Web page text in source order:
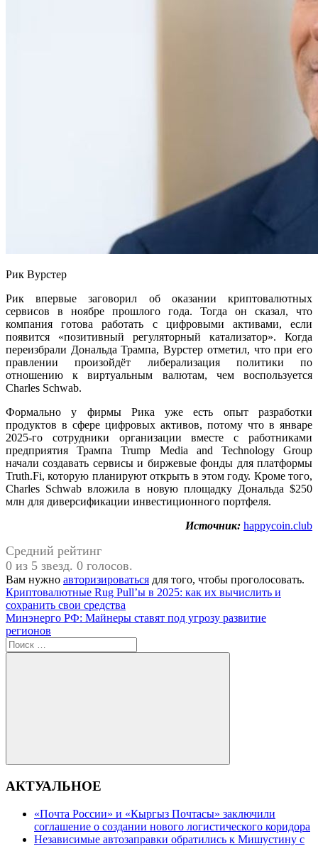
Рик Вурстер
Рик впервые заговорил об оказании криптовалютных
сервисов в ноябре прошлого года. Тогда он сказал, что
компания готова работать с цифровыми активами, если
появится «позитивный регуляторный катализатор». Когда
переизбрали Дональда Трампа, Вурстер отметил, что при его
правлении произойдёт либерализация политики по
отношению к виртуальным валютам, чем воспользуется
Charles Schwab.
Формально у фирмы Рика уже есть опыт разработки
продуктов в сфере цифровых активов, потому что в январе
2025-го сотрудники организации вместе с работниками
предприятия Трампа Trump Media and Technology Group
начали создавать сервисы и биржевые фонды для платформы
Truth.Fi, которую планируют открыть в этом году. Кроме того,
Charles Schwab вложила в новую площадку Дональда $250
млн для диверсификации инвестиционного портфеля.
Источник: happycoin.club
Средний рейтинг
0 из 5 звезд. 0 голосов.
Вам нужно авторизироваться для того, чтобы проголосовать.
Навигация
по
записям
Предыдущая
запись:
Криптовалютные Rug Pull’ы в 2025: как их вычислить и
сохранить свои средства
Следующая
запись:
Минэнерго РФ: Майнеры ставят под угрозу развитие
регионов
Поиск
для:
Поиск
АКТУАЛЬНОЕ
«Почта России» и «Кыргыз Почтасы» заключили
соглашение о создании нового логистического коридора
Независимые автозаправки обратились к Мишустину с